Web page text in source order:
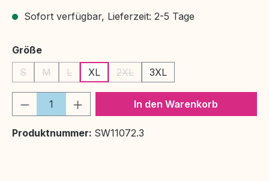
Sofort verfügbar, Lieferzeit: 2-5 Tage
Größeauswählen
S
(Diese Option ist zurzeit nicht verfügbar.)
M
(Diese Option ist zurzeit nicht verfügbar.)
L
(Diese Option ist zurzeit nicht verfügbar.)
XL 2XL
(Diese Option ist zurzeit nicht
3XL
Produkt Anzahl: Gib denIn den Warenkorb
Produktnummer: SW11072.3